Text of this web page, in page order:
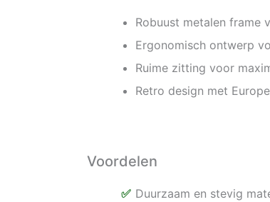
Robuust metalen frame
Ergonomisch ontwerp
Ruime zitting voor
Retro design met
Voordelen
Duurzaam en stevig